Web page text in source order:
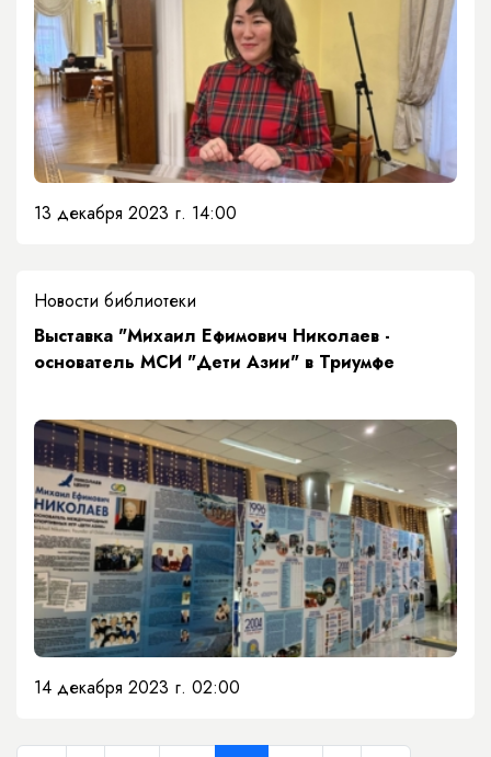
13 декабря 2023 г. 14:00
Новости библиотеки
Выставка "Михаил Ефимович Николаев -
основатель МСИ "Дети Азии" в Триумфе
14 декабря 2023 г. 02:00